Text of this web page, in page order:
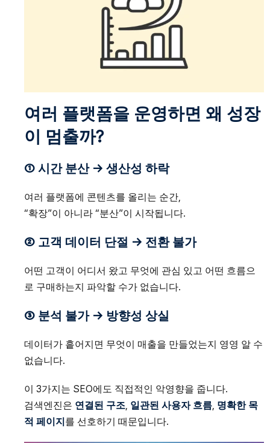
여러 플랫폼을 운영하면 왜 성장
이 멈출까?
① 시간 분산 → 생산성 하락
여러 플랫폼에 콘텐츠를 올리는 순간,
“확장”이 아니라 “분산”이 시작됩니다.
② 고객 데이터 단절 → 전환 불가
어떤 고객이 어디서 왔고 무엇에 관심 있고 어떤 흐름으
로 구매하는지 파악할 수가 없습니다.
③ 분석 불가 → 방향성 상실
데이터가 흩어지면 무엇이 매출을 만들었는지 영영 알 수
없습니다.
이 3가지는 SEO에도 직접적인 악영향을 줍니다.
검색엔진은 연결된 구조, 일관된 사용자 흐름, 명확한 목
적 페이지를 선호하기 때문입니다.